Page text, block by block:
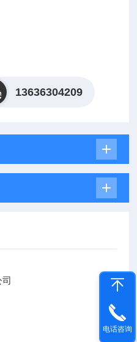
SI12-CE4 PNP NO H 24VDC
13636304209
电话咨询